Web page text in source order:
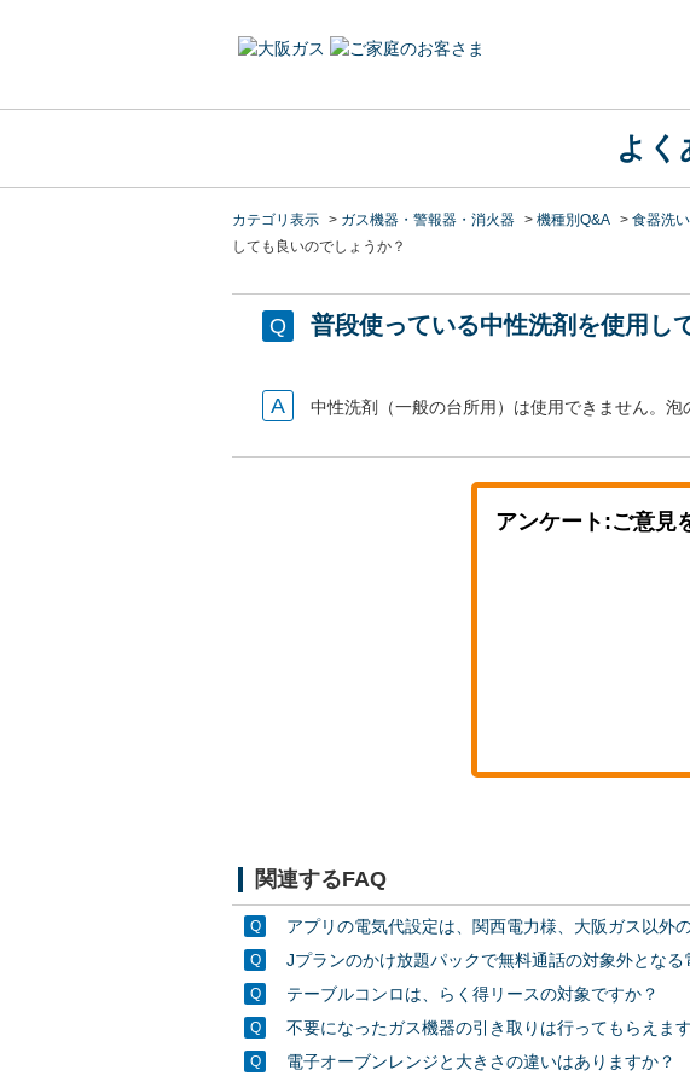
よく
カテゴリ表示 > ガス機器・警報器・消火器 > 機種別Q&A > 食器洗
しても良いのでしょうか？
普段使っている中性洗剤を使用し
中性洗剤（一般の台所用）は使用できません。
アンケート:ご意見
関連するFAQ
アプリの電気代設定は、関西電力様、大阪ガス以外
Jプランのかけ放題パックで無料通話の対象外となる
テーブルコンロは、らく得リースの対象ですか？
不要になったガス機器の引き取りは行ってもらえま
電子オーブンレンジと大きさの違いはありますか？